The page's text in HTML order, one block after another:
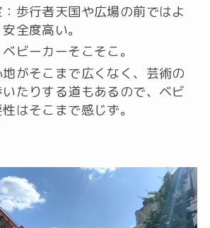
歩行者天国や広場の前ではよ
全度高い。
ビーカーそこそこ。
がそこまで広くなく、芸術の
たりする道もあるので、ベビ
はそこまで感じず。